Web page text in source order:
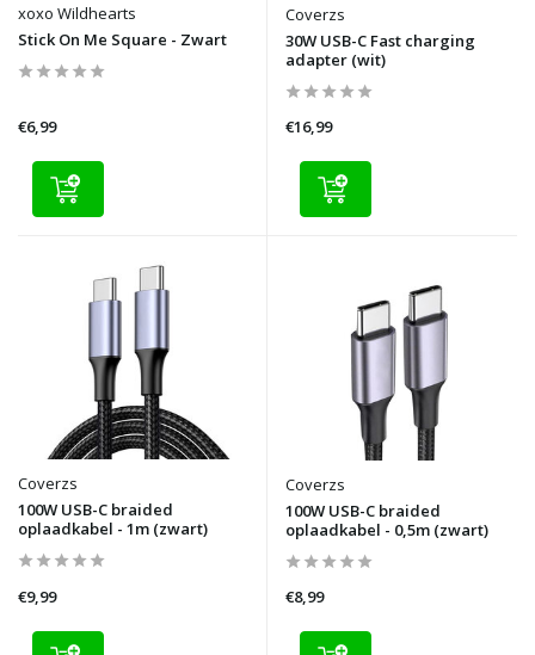
xoxo Wildhearts
Stick On Me Square - Zwart
€6,99
Coverzs
30W USB-C Fast charging
adapter (wit)
€16,99
Coverzs
100W USB-C braided
oplaadkabel - 1m (zwart)
€9,99
Coverzs
100W USB-C braided
oplaadkabel - 0,5m (zwart)
€8,99